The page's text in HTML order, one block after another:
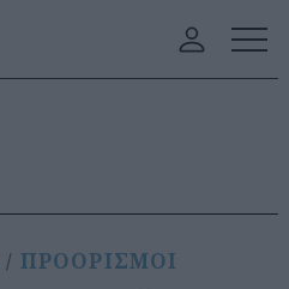
ΠΡΟΟΡΙΣΜΟΙ